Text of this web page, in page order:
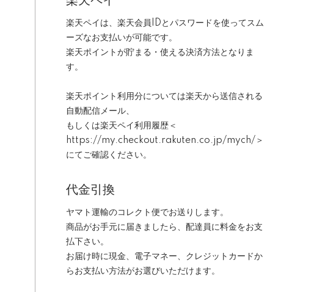
楽天ペイは、楽天会員IDとパスワードを使ってスム
ーズなお支払いが可能です。
楽天ポイントが貯まる・使える決済方法となりま
す。
楽天ポイント利用分については楽天から送信される
自動配信メール、
もしくは楽天ペイ利用履歴＜
https://my.checkout.rakuten.co.jp/mych/＞
にてご確認ください。
代金引換
ヤマト運輸のコレクト便でお送りします。
商品がお手元に届きましたら、配達員に料金をお支
払下さい。
お届け時に現金、電子マネー、クレジットカードか
らお支払い方法がお選びいただけます。